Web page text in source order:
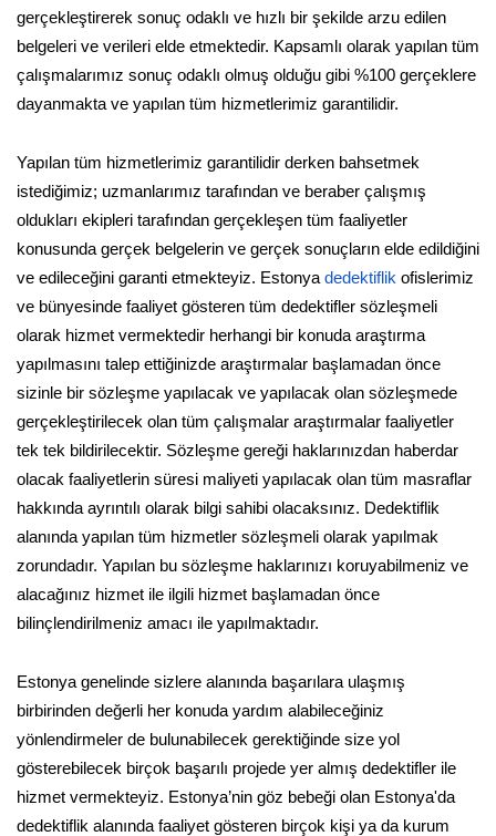
gerçekleştirerek sonuç odaklı ve hızlı bir şekilde arzu edilen
belgeleri ve verileri elde etmektedir. Kapsamlı olarak yapılan tüm
çalışmalarımız sonuç odaklı olmuş olduğu gibi %100 gerçeklere
dayanmakta ve yapılan tüm hizmetlerimiz garantilidir.
Yapılan tüm hizmetlerimiz garantilidir derken bahsetmek
istediğimiz; uzmanlarımız tarafından ve beraber çalışmış
oldukları ekipleri tarafından gerçekleşen tüm faaliyetler
konusunda gerçek belgelerin ve gerçek sonuçların elde edildiğini
ve edileceğini garanti etmekteyiz. Estonya dedektiflik ofislerimiz
ve bünyesinde faaliyet gösteren tüm dedektifler sözleşmeli
olarak hizmet vermektedir herhangi bir konuda araştırma
yapılmasını talep ettiğinizde araştırmalar başlamadan önce
sizinle bir sözleşme yapılacak ve yapılacak olan sözleşmede
gerçekleştirilecek olan tüm çalışmalar araştırmalar faaliyetler
tek tek bildirilecektir. Sözleşme gereği haklarınızdan haberdar
olacak faaliyetlerin süresi maliyeti yapılacak olan tüm masraflar
hakkında ayrıntılı olarak bilgi sahibi olacaksınız. Dedektiflik
alanında yapılan tüm hizmetler sözleşmeli olarak yapılmak
zorundadır. Yapılan bu sözleşme haklarınızı koruyabilmeniz ve
alacağınız hizmet ile ilgili hizmet başlamadan önce
bilinçlendirilmeniz amacı ile yapılmaktadır.
Estonya genelinde sizlere alanında başarılara ulaşmış
birbirinden değerli her konuda yardım alabileceğiniz
yönlendirmeler de bulunabilecek gerektiğinde size yol
gösterebilecek birçok başarılı projede yer almış dedektifler ile
hizmet vermekteyiz. Estonya’nin göz bebeği olan Estonya'da
dedektiflik alanında faaliyet gösteren birçok kişi ya da kurum